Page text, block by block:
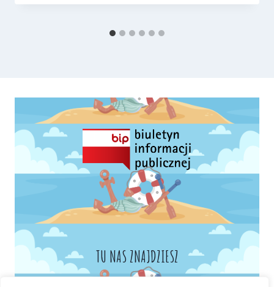
TU NAS ZNAJDZIESZ